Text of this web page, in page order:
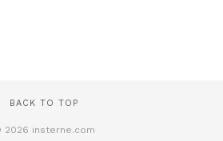
BACK TO TOP
2026 insterne.com